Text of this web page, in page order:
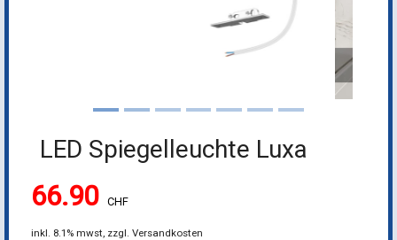
LED Spiegelleuchte Luxa
66.90 CHF
inkl. 8.1% mwst, zzgl. Versandkosten